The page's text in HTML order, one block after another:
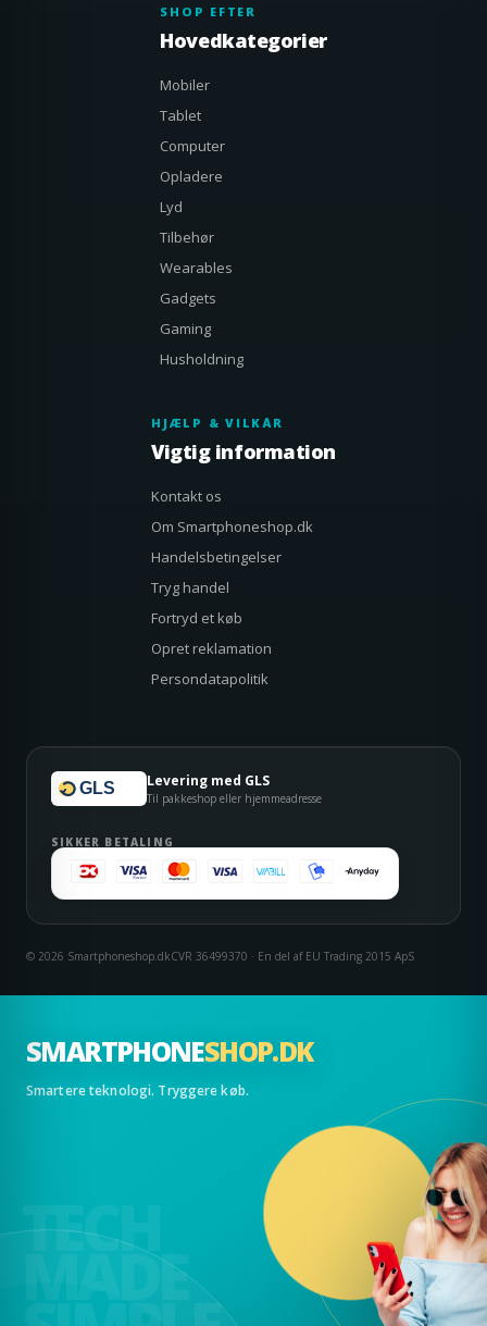
SMARTPHONESHOP.DK
Smartere teknologi. Tryggere køb.
TECH
MADE
SHOP EFTER
Hovedkategorier
Mobiler
Tablet
Computer
Opladere
Lyd
Tilbehør
Wearables
Gadgets
Gaming
Husholdning
HJÆLP & VILKÅR
Vigtig information
Kontakt os
Om Smartphoneshop.dk
Handelsbetingelser
Tryg handel
Fortryd et køb
Opret reklamation
Persondatapolitik
GLS Levering med GLS
Til pakkeshop eller hjemmeadresse
SIKKER BETALING
© 2026 Smartphoneshop.dkCVR 36499370 · En del af EU Trading 2015 ApS